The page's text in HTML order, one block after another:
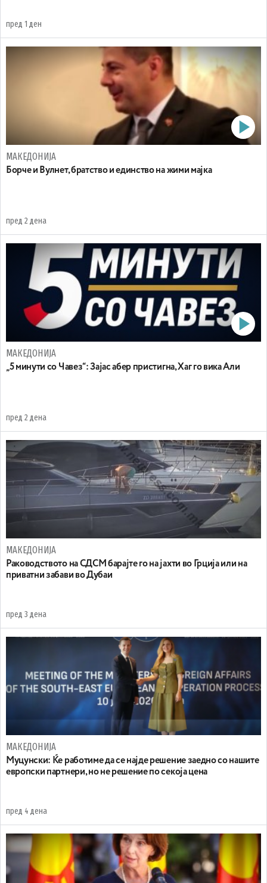
пред 1 ден
МАКЕДОНИЈА
Борче и Вулнет, братство и единство на жими мајка
пред 2 дена
МАКЕДОНИЈА
„5 минути со Чавез“: Зајас абер пристигна, Хаг го вика Али
пред 2 дена
МАКЕДОНИЈА
Раководството на СДСМ барајте го на јахти во Грција или на
приватни забави во Дубаи
пред 3 дена
МАКЕДОНИЈА
Муцунски: Ќе работиме да се најде решение заедно со нашите
европски партнери, но не решение по секоја цена
пред 4 дена